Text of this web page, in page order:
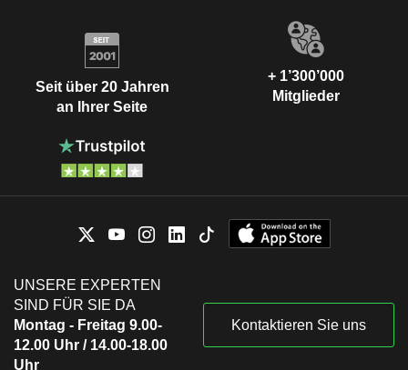
Seit über 20 Jahren
an Ihrer Seite
+ 1’300’000
Mitglieder
UNSERE EXPERTEN
SIND FÜR SIE DA
Montag - Freitag 9.00-
12.00 Uhr / 14.00-18.00
Uhr
Kontaktieren Sie uns